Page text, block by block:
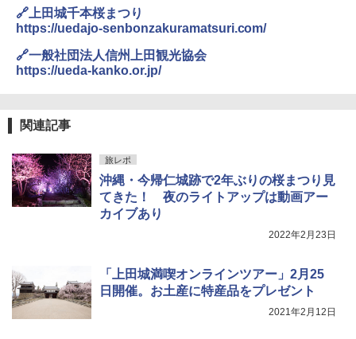
A26 地球の歩き方 チェコ ポーランド スロヴ
ァキア 2026～2027 地球の歩き方A ヨーロッ
新しい日本地理 地図・統計・移動から読み
解く (講談社現代新書)
￥1,540
ENDLESS BASE 《めざましテレビで紹介》
テント ワンタッチ RENEW 幅200 2-3人用 43
￥5,999
簡単設置 ポップアップテント エクルベージ
￥9,990
イド ブラックコーティング フルクローズ メ
ッシュ 4人用 簡単設置 ポップアップテント P
ATCW-150B エクルベージュ
￥2,980
ニューエラ New Era キャップ メッシュキャ
ティー男女兼用ユニセックス 夏用 日除けUV
￥4,400
0ml（連続噴射30秒）110ml（連続噴射15
秒）射程5～10m 安全ロック搭載 携帯収納袋
付き ヒグマ・イノシシ対策 自治体・教育機
関の購入実績 登山・キャンプ・アウトドア・
🔗上田城千本桜まつり
https://uedajo-senbonzakuramatsuri.com/
🔗一般社団法人信州上田観光協会
https://ueda-kanko.or.jp/
関連記事
旅レポ
沖縄・今帰仁城跡で2年ぶりの桜まつり見
てきた！ 夜のライトアップは動画アー
カイブあり
2022年2月23日
「上田城満喫オンラインツアー」2月25
日開催。お土産に特産品をプレゼント
2021年2月12日